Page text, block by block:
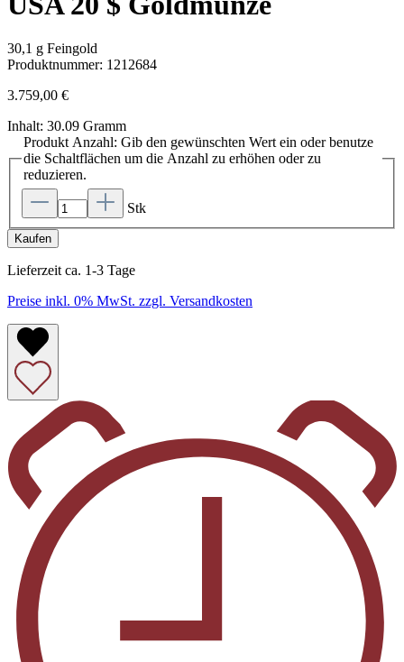
30,1 g Feingold
Produktnummer: 1212684
3.759,00 €
Inhalt: 30.09 Gramm
Produkt Anzahl: Gib den gewünschten Wert ein oder benutze
die Schaltflächen um die Anzahl zu erhöhen oder zu
reduzieren.
Stk
Kaufen
Lieferzeit ca. 1-3 Tage
Preise inkl. 0% MwSt. zzgl. Versandkosten